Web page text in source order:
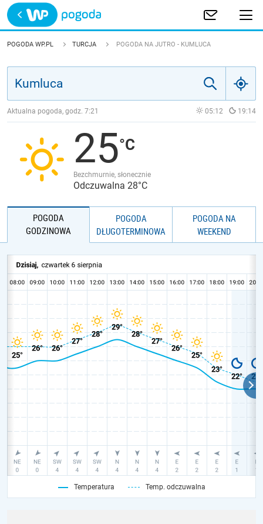
Trwa ładowanie
POLSKA
JAKOŚĆ POWIETRZA
POGODA WP.PL TURCJA POGODA NA JUTRO - KUMLUCA
Aktualna pogoda, godz. 7:21 05:12 19:14
25
Bezchmurnie, słonecznie
Odczuwalna 28°C
POGODA
GODZINOWA
POGODA
DŁUGOTERMINOWA
POGODA NA
WEEKEND
Temperatura Temp. odczuwalna